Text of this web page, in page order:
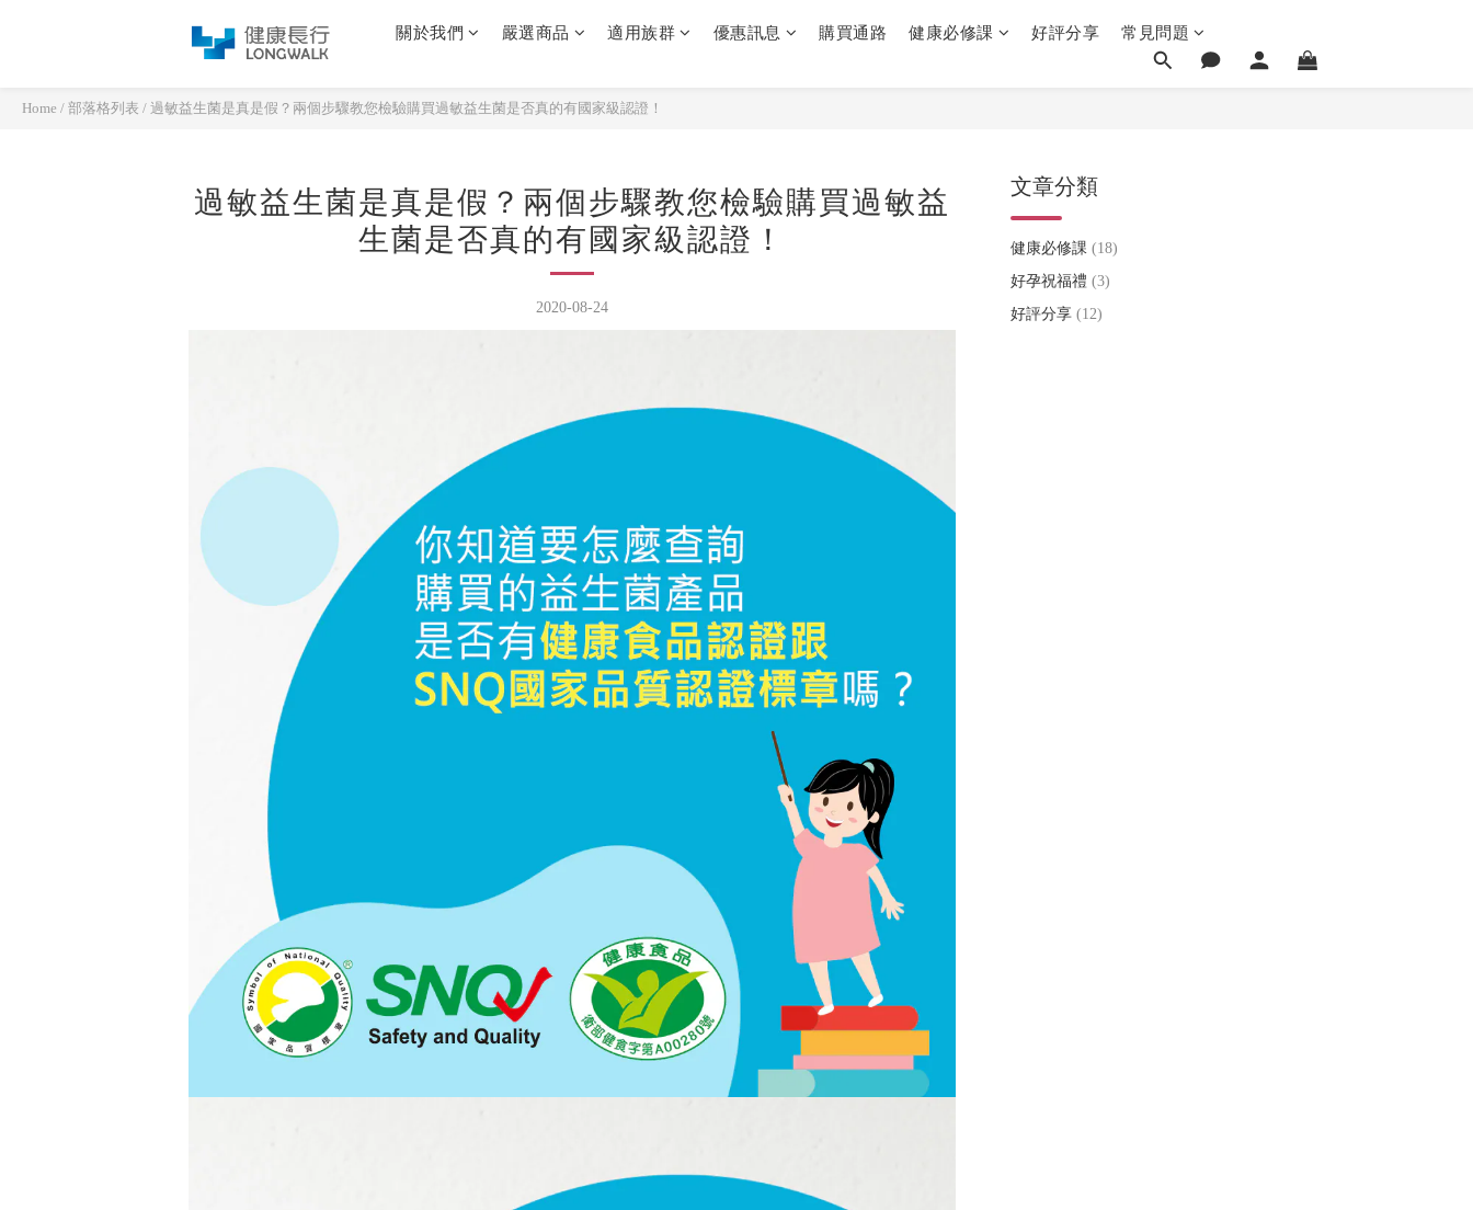
關於我們 嚴選商品 適用族群 優惠訊息 購買通路 健康必修課 好評分享 常見問題
Home / 部落格列表 / 過敏益生菌是真是假？兩個步驟教您檢驗購買過敏益生菌是否真的有國家級認證！
過敏益生菌是真是假？兩個步驟教您檢驗購買過敏益
生菌是否真的有國家級認證！
2020-08-24
文章分類
健康必修課 (18)
好孕祝福禮 (3)
好評分享 (12)